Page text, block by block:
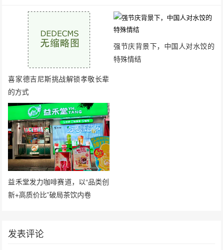
喜家德吉尼斯挑战解锁孝敬长辈
的方式
强节庆背景下，中国人对水饺的
特殊情结
益禾堂发力咖啡赛道，以“品类创
新+高质价比”破局茶饮内卷
发表评论